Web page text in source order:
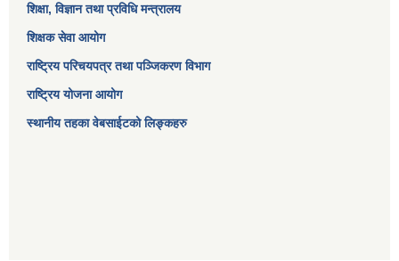
शिक्षा, विज्ञान तथा प्रविधि मन्त्रालय
शिक्षक सेवा आयोग
राष्ट्रिय परिचयपत्र तथा पञ्जिकरण विभाग
राष्ट्रिय योजना आयोग
स्थानीय तहका वेबसाईटको लिङ्कहरु